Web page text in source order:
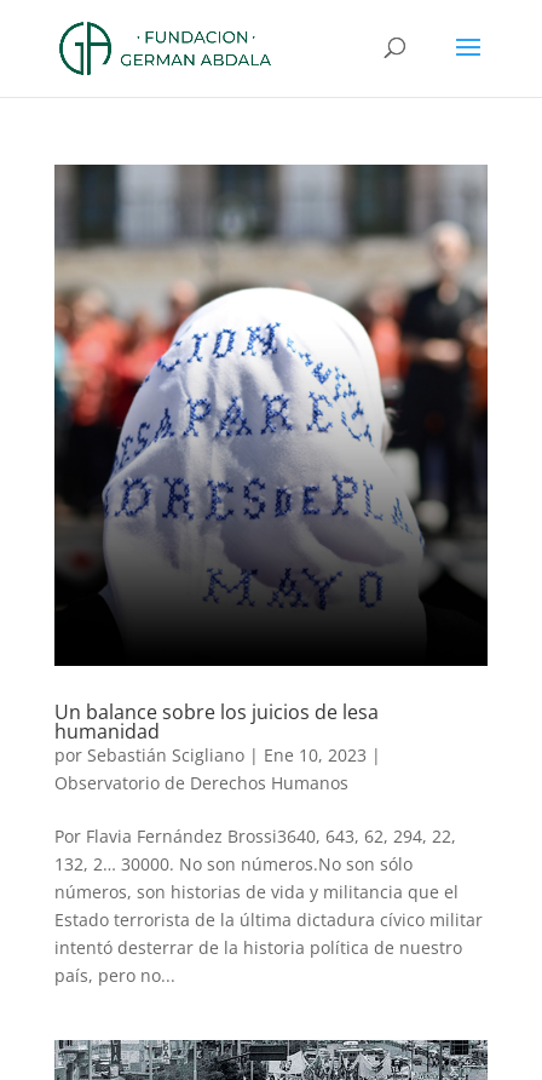
Un balance sobre los juicios de lesa
humanidad
por Sebastián Scigliano| Ene 10, 2023 |
Observatorio de Derechos Humanos
Por Flavia Fernández Brossi3640, 643, 62, 294, 22,
132, 2… 30000. No son números.No son sólo
números, son historias de vida y militancia que el
Estado terrorista de la última dictadura cívico militar
intentó desterrar de la historia política de nuestro
país, pero no...